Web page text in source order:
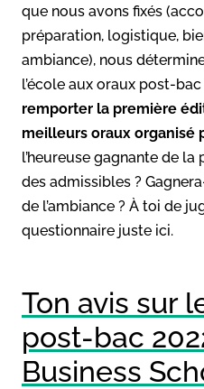
que nous avons fixés
préparation, logistique,
ambiance), nous
l’école aux oraux post-bac
remporter la première
meilleurs oraux organisé
l’heureuse gagnante de
des admissibles ?
de l’ambiance ? À toi de
questionnaire juste ici.
Ton avis sur
post-bac
Business